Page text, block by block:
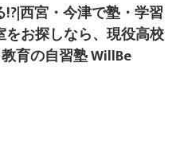
西宮・今津で塾・学習
お探しなら、現役高校
育の自習塾 WillBe